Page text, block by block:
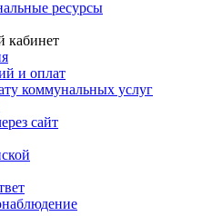
ресурсы
кабинет
и оплат
коммунальных услуг
сайт